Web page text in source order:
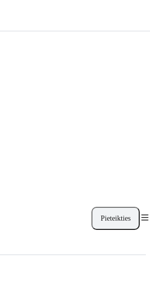
Pieteikties